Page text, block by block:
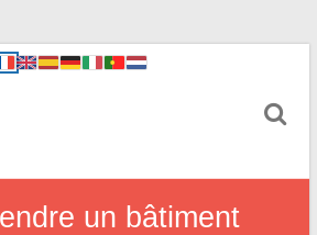
un bâtiment